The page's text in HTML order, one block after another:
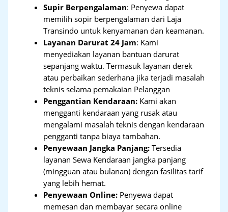
Supir Berpengalaman: Penyewa dapat
memilih sopir berpengalaman dari Laja
Transindo untuk kenyamanan dan keamanan.
Layanan Darurat 24 Jam: Kami
menyediakan layanan bantuan darurat
sepanjang waktu. Termasuk layanan derek
atau perbaikan sederhana jika terjadi masalah
teknis selama pemakaian Pelanggan
Penggantian Kendaraan: Kami akan
mengganti kendaraan yang rusak atau
mengalami masalah teknis dengan kendaraan
pengganti tanpa biaya tambahan.
Penyewaan Jangka Panjang: Tersedia
layanan Sewa Kendaraan jangka panjang
(mingguan atau bulanan) dengan fasilitas tarif
yang lebih hemat.
Penyewaan Online: Penyewa dapat
memesan dan membayar secara online